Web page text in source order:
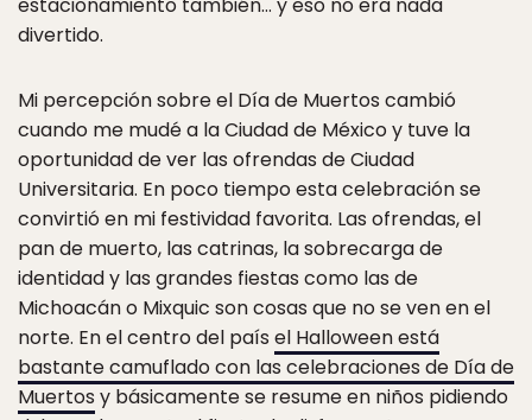
divertido.
Mi percepción sobre el Día de Muertos cambió
cuando me mudé a la Ciudad de México y tuve la
oportunidad de ver las ofrendas de Ciudad
Universitaria. En poco tiempo esta celebración se
convirtió en mi festividad favorita. Las ofrendas, el
pan de muerto, las catrinas, la sobrecarga de
identidad y las grandes fiestas como las de
Michoacán o Mixquic son cosas que no se ven en el
norte. En el centro del país el Halloween está
bastante camuflado con las celebraciones de Día de
Muertos y básicamente se resume en niños pidiendo